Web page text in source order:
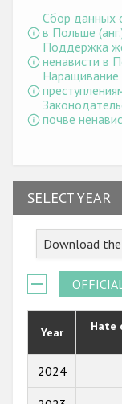
Сбор данных
в Польше
Поддержка
ненависти в
Наращивание
почве
SELECT YEAR
Download
Year
Hate
2024